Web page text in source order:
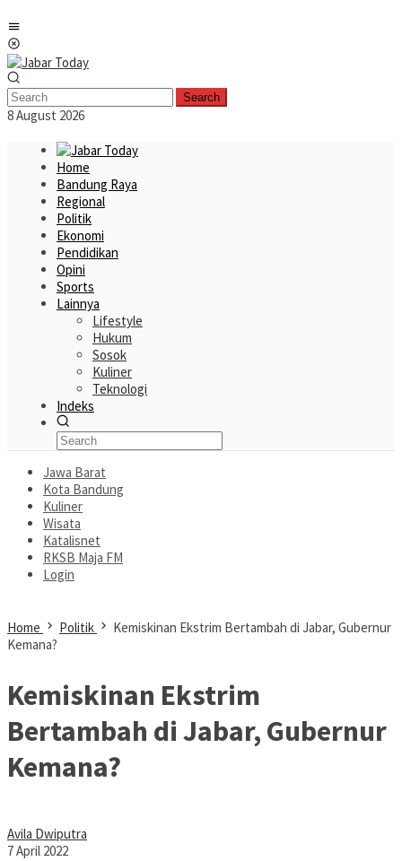
to
content
Search
8 August 2026
Home
Bandung Raya
Regional
Politik
Ekonomi
Pendidikan
Opini
Sports
Lainnya
Lifestyle
Hukum
Sosok
Kuliner
Teknologi
Indeks
Jawa Barat
Kota Bandung
Kuliner
Wisata
Katalisnet
RKSB Maja FM
Login
Home Politik
Kemiskinan Ekstrim Bertambah di Jabar, Gubernur
Kemana?
Kemiskinan Ekstrim
Bertambah di Jabar, Gubernur
Kemana?
Avila Dwiputra
7 April 2022